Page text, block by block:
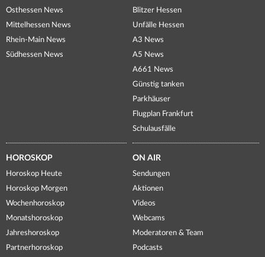
Osthessen News
Mittelhessen News
Rhein-Main News
Südhessen News
Blitzer Hessen
Unfälle Hessen
A3 News
A5 News
A661 News
Günstig tanken
Parkhäuser
Flugplan Frankfurt
Schulausfälle
HOROSKOP
Horoskop Heute
Horoskop Morgen
Wochenhoroskop
Monatshoroskop
Jahreshoroskop
Partnerhoroskop
ON AIR
Sendungen
Aktionen
Videos
Webcams
Moderatoren & Team
Podcasts